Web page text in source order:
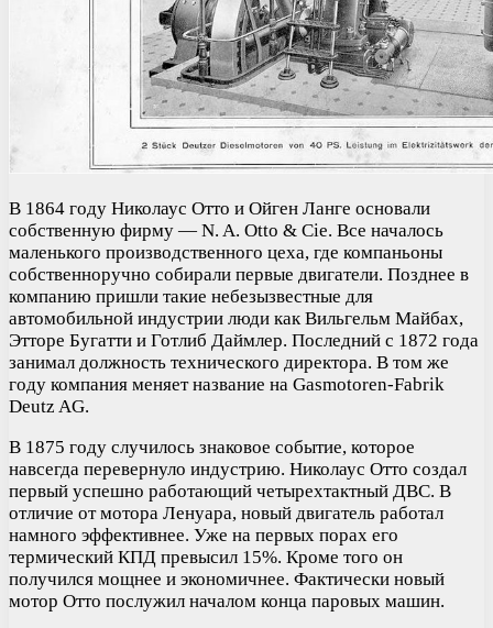
В 1864 году Николаус Отто и Ойген Ланге основали
собственную фирму — N. A. Otto & Cie. Все началось
маленького производственного цеха, где компаньоны
собственноручно собирали первые двигатели. Позднее в
компанию пришли такие небезызвестные для
автомобильной индустрии люди как Вильгельм Майбах,
Этторе Бугатти и Готлиб Даймлер. Последний с 1872 года
занимал должность технического директора. В том же
году компания меняет название на Gasmotoren-Fabrik
Deutz AG.
В 1875 году случилось знаковое событие, которое
навсегда перевернуло индустрию. Николаус Отто создал
первый успешно работающий четырехтактный ДВС. В
отличие от мотора Ленуара, новый двигатель работал
намного эффективнее. Уже на первых порах его
термический КПД превысил 15%. Кроме того он
получился мощнее и экономичнее. Фактически новый
мотор Отто послужил началом конца паровых машин.